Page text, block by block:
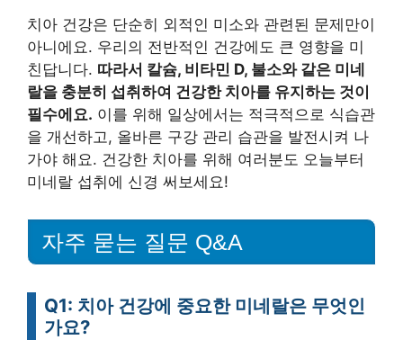
치아 건강은 단순히 외적인 미소와 관련된 문제만이
아니에요. 우리의 전반적인 건강에도 큰 영향을 미
친답니다. 따라서 칼슘, 비타민 D, 불소와 같은 미네
랄을 충분히 섭취하여 건강한 치아를 유지하는 것이
필수에요. 이를 위해 일상에서는 적극적으로 식습관
을 개선하고, 올바른 구강 관리 습관을 발전시켜 나
가야 해요. 건강한 치아를 위해 여러분도 오늘부터
미네랄 섭취에 신경 써보세요!
자주 묻는 질문 Q&A
Q1: 치아 건강에 중요한 미네랄은 무엇인
가요?